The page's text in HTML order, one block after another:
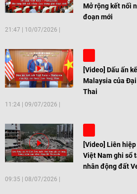
Mở rộng kết nối
đoạn mới
21:47 10/07/2026
[Video] Dấu ấn
Malaysia của
Thai
11:24 09/07/2026
[Video] Liên
Việt Nam ghi sổ
nhân động đất
09:35 08/07/2026